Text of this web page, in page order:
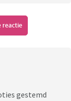
reactie
gestemd